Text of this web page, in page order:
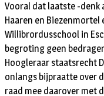
Vooral dat laatste -denk
Haaren en Biezenmortel
Willibrordusschool in
begroting geen
Hoogleraar staatsrecht
onlangs bijpraatte over
raad mee daarover met